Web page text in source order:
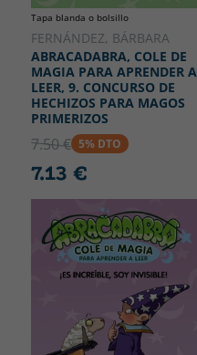
Tapa blanda o bolsillo
FERNÁNDEZ, BÁRBARA
ABRACADABRA, COLE DE
MAGIA PARA APRENDER A
LEER, 9. CONCURSO DE
HECHIZOS PARA MAGOS
PRIMERIZOS
7.50 € 5% DTO
7.13 €